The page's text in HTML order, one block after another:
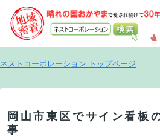
ネストコーポレーション トップページ
岡山市東区でサイン看板
事